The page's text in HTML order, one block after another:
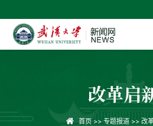
改革启
首页 >> 专题报道 >> 改